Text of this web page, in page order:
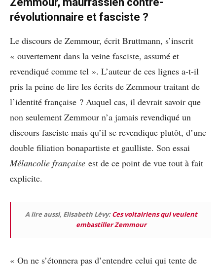
révolutionnaire et fasciste ?
Le discours de Zemmour, écrit Bruttmann, s’inscrit
« ouvertement dans la veine fasciste, assumé et
revendiqué comme tel ». L’auteur de ces lignes a-t-il
pris la peine de lire les écrits de Zemmour traitant de
l’identité française ? Auquel cas, il devrait savoir que
non seulement Zemmour n’a jamais revendiqué un
discours fasciste mais qu’il se revendique plutôt, d’une
double filiation bonapartiste et gaulliste. Son essai
Mélancolie française est de ce point de vue tout à fait
explicite.
A lire aussi, Elisabeth Lévy:Ces voltairiens qui veulent
embastiller Zemmour
« On ne s’étonnera pas d’entendre celui qui tente de